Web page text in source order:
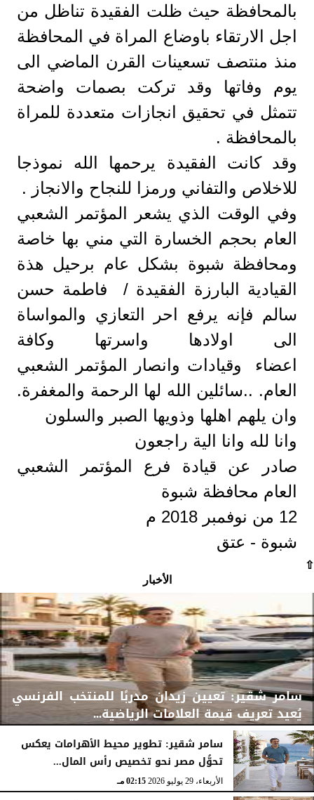
بالمحافظة حيث ظلت الفقيدة تناظل من
اجل الارتقاء باوضاع المراة في المحافظة
منذ منتصف تسعينات القرن الماضي الى
يوم وفاتها وقد تركت بصمات واضحة
تتمثل في تحقيق انجازات متعددة للمراة
بالمحافظة .
وقد كانت الفقيدة يرحمها الله نموذجا
للاخلاص والتفاني ورمزا للنجاح والانجاز .
وفي الوقت الذي يشعر المؤتمر الشعبي
العام بحجم الخسارة التي مني بها خاصة
ومحافظة شبوة بشكل عام برحيل هذة
القيادية البارزة الفقيدة / فاطمة حسن
سالم فإنه يرفع احر التعازي والمواساة
الى اولادها واسرتها وكافة
اعضاء وقيادات وانصار المؤتمر الشعبي
العام. ..سائلين الله لها الرحمة والمغفرة.
وان يلهم اهلها وذويها الصبر والسلون
وانا لله وانا الية راجعون
صادر عن قيادة فرع المؤتمر الشعبي
العام محافظة شبوة
12 من نوفمبر 2018 م
شبوة - عتق
⇧
الأخبار
سامر شقير: تعيين زيدان مدربًا للمنتخب الفرنسي
يُعيد تعريف قيمة العلامات الرياضية...
الأربعاء، 29 يوليو 2026 02:25 مـ
سامر شقير: تطوير محيط الأهرامات يعكس
تحوُّل مصر نحو تخصيص رأس المال...
الأربعاء، 29 يوليو 2026 02:15 مـ